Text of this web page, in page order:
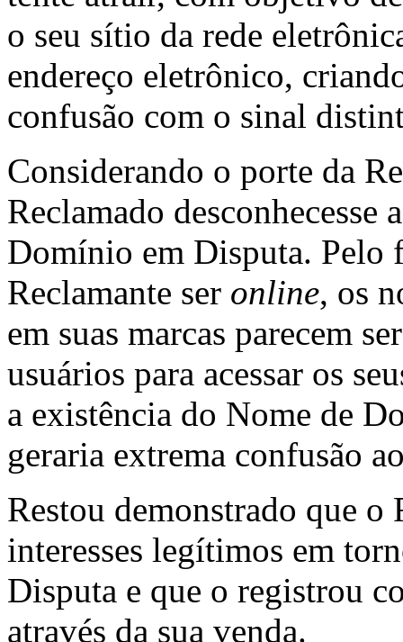
o seu sítio da rede
endereço eletrônico,
confusão com o sinal
Considerando o porte da
Reclamado
Domínio em Disputa. Pelo
Reclamante ser online, os
em suas marcas parecem
usuários para acessar os
a existência do Nome de
geraria extrema confusão
Restou demonstrado que o
interesses legítimos em
Disputa e que o registrou
através da sua venda.